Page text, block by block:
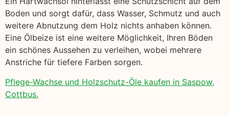
Boden und sorgt dafür, dass Wasser, Schmutz und auch
weitere Abnutzung dem Holz nichts anhaben können.
Eine Ölbeize ist eine weitere Möglichkeit, Ihren Böden
ein schönes Aussehen zu verleihen, wobei mehrere
Anstriche für tiefere Farben sorgen.
Pflege-Wachse und Holzschutz-Öle kaufen in Saspow,
Cottbus.